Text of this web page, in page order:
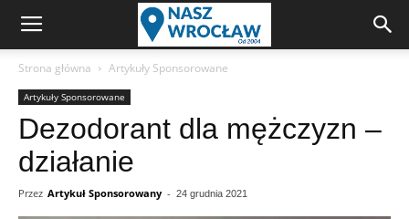
Strona główna Artykuły Sponsorowane
Artykuły Sponsorowane
Dezodorant dla mężczyzn –
działanie
Przez Artykuł Sponsorowany - 24 grudnia 2021